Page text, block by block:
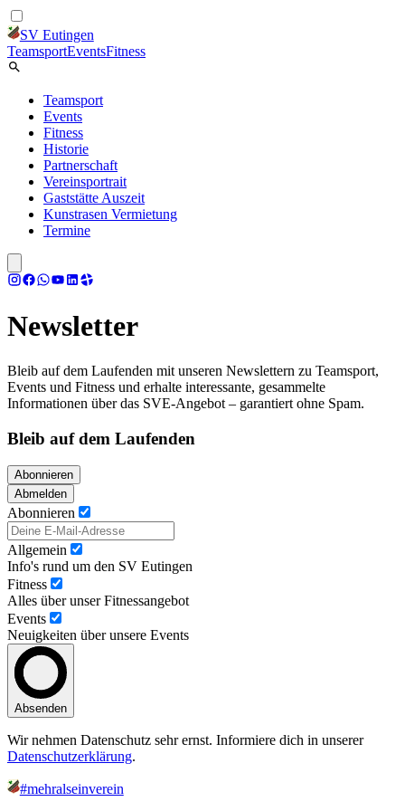
SV Eutingen
TeamsportEventsFitness
Teamsport
Events
Fitness
Historie
Partnerschaft
Vereinsportrait
Gaststätte Auszeit
Kunstrasen Vermietung
Termine
Newsletter
Bleib auf dem Laufenden mit unseren Newslettern zu Teamsport,
Events und Fitness und erhalte interessante, gesammelte
Informationen über das SVE-Angebot – garantiert ohne Spam.
Bleib auf dem Laufenden
Abonnieren
Abmelden
Abonnieren
Allgemein
Info's rund um den SV Eutingen
Fitness
Alles über unser Fitnessangebot
Events
Neuigkeiten über unsere Events
Absenden
Wir nehmen Datenschutz sehr ernst. Informiere dich in unserer
Datenschutzerklärung.
#mehralseinverein